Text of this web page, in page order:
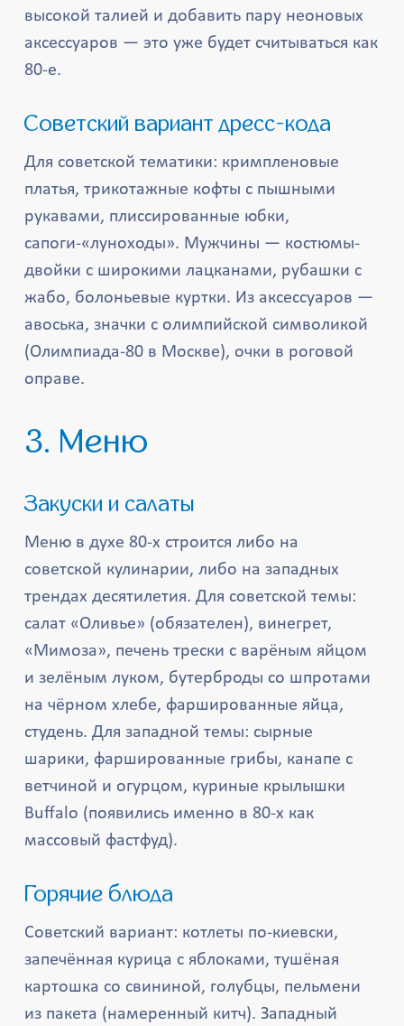
высокой талией и добавить пару неоновых
аксессуаров — это уже будет считываться как
80-е.
Советский вариант дресс-кода
Для советской тематики: кримпленовые
платья, трикотажные кофты с пышными
рукавами, плиссированные юбки,
сапоги-«луноходы». Мужчины — костюмы-
двойки с широкими лацканами, рубашки с
жабо, болоньевые куртки. Из аксессуаров —
авоська, значки с олимпийской символикой
(Олимпиада-80 в Москве), очки в роговой
оправе.
3. Меню
Закуски и салаты
Меню в духе 80-х строится либо на
советской кулинарии, либо на западных
трендах десятилетия. Для советской темы:
салат «Оливье» (обязателен), винегрет,
«Мимоза», печень трески с варёным яйцом
и зелёным луком, бутерброды со шпротами
на чёрном хлебе, фаршированные яйца,
студень. Для западной темы: сырные
шарики, фаршированные грибы, канапе с
ветчиной и огурцом, куриные крылышки
Buffalo (появились именно в 80-х как
массовый фастфуд).
Горячие блюда
Советский вариант: котлеты по-киевски,
запечённая курица с яблоками, тушёная
картошка со свининой, голубцы, пельмени
из пакета (намеренный китч). Западный